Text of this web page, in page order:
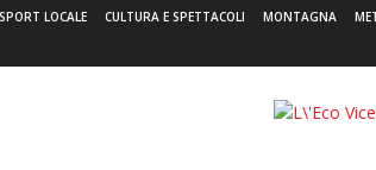
SPORT LOCALE CULTURA E SPETTACOLI MONTAGNA